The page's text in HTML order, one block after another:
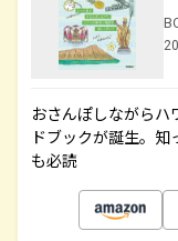
おさんぽしながらハ
ドブックが誕生。
も必読